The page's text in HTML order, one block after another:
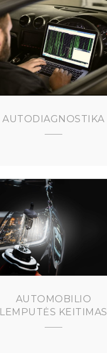
AUTODIAGNOSTIKA
AUTOMOBILIO
LEMPUTĖS KEITIMAS